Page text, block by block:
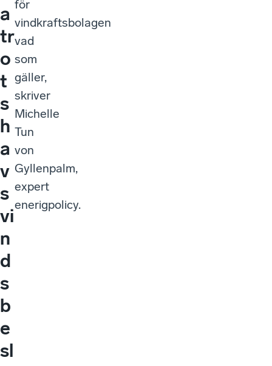
a
tr
o
t
s
h
a
v
s
vi
n
d
s
b
e
sl
för
vindkraftsbolagen
vad
som
gäller,
skriver
Michelle
Tun
von
Gyllenpalm,
expert
enerigpolicy.